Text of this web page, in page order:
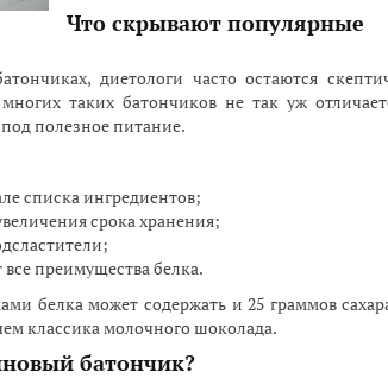
Что скрывают популярные
диетологи часто остаются
таких батончиков не так уж
полезное питание.
списка ингредиентов;
срока хранения;
преимущества белка.
белка может содержать и 25 граммов
классика молочного шоколада.
батончик?